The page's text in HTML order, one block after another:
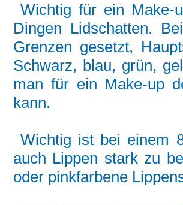
Wichtig für ein
Dingen Lidschatten.
Grenzen gesetzt,
Schwarz, blau, grün,
man für ein Make-up
kann.
Wichtig ist bei einem
auch Lippen stark zu
oder pinkfarbene